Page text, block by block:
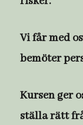
Vi får med
bemöter
Kursen ger
ställa rätt